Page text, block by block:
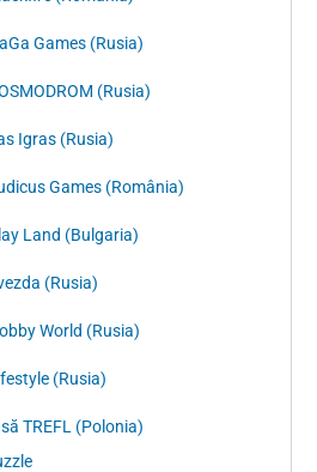
Games (Rusia)
(Rusia)
Igras (Rusia)
Games (România)
Land (Bulgaria)
(Rusia)
World (Rusia)
(Rusia)
TREFL (Polonia)